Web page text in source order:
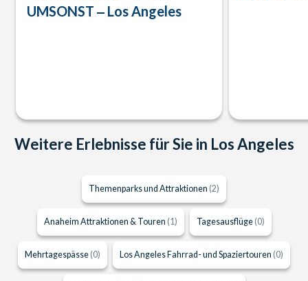
UMSONST ‒ Los Angeles
Weitere Erlebnisse für Sie in Los Angeles
Themenparks und Attraktionen (2)
Anaheim Attraktionen & Touren (1) Tagesausflüge (0)
Mehrtagespässe (0) Los Angeles Fahrrad- und Spaziertouren (0)